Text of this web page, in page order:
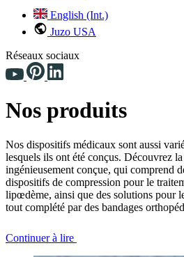
English (Int.)
Juzo USA
Réseaux sociaux
Nos produits
Nos dispositifs médicaux sont aussi
lesquels ils ont été conçus. Découvrez
ingénieusement conçue, qui comprend
dispositifs de compression pour le
lipœdème, ainsi que des solutions pour
tout complété par des bandages
Continuer à lire